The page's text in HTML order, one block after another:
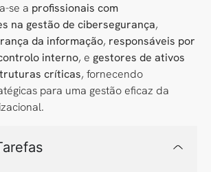
se a profissionais com
na gestão de cibersegurança,
da informação, responsáveis por
interno, e gestores de ativos
críticas, fornecendo
para uma gestão eficaz da